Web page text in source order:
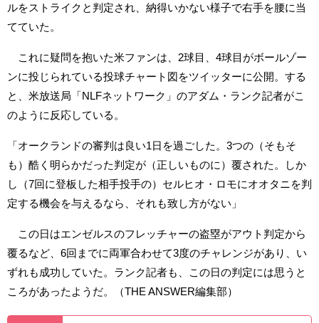
ルをストライクと判定され、納得いかない様子で右手を腰に当
てていた。
これに疑問を抱いた米ファンは、2球目、4球目がボールゾー
ンに投じられている投球チャート図をツイッターに公開。する
と、米放送局「NLFネットワーク」のアダム・ランク記者がこ
のように反応している。
「オークランドの審判は良い1日を過ごした。3つの（そもそ
も）酷く明らかだった判定が（正しいものに）覆された。しか
し（7回に登板した相手投手の）セルヒオ・ロモにオオタニを判
定する機会を与えるなら、それも致し方がない」
この日はエンゼルスのフレッチャーの盗塁がアウト判定から
覆るなど、6回までに両軍合わせて3度のチャレンジがあり、い
ずれも成功していた。ランク記者も、この日の判定には思うと
ころがあったようだ。（THE ANSWER編集部）